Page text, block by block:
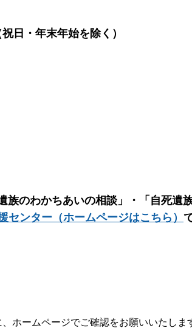
日・年末年始を除く）
族のわかちあいの相談」・「自死遺
センター（ホームページはこちら）
ホームページでご確認をお願いいたしま